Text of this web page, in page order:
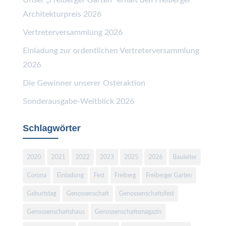
Architekturpreis 2026
Vertreterversammlung 2026
Einladung zur ordentlichen Vertreterversammlung
2026
Die Gewinner unserer Osteraktion
Sonderausgabe-Weitblick 2026
Schlagwörter
2020 2021 2022 2023 2025 2026 Bauleiter
Corona Einladung Fest Freiberg Freiberger Garten
Geburtstag Genossenschaft Genossenschaftsfest
Genossenschaftshaus Genossenschaftsmagazin